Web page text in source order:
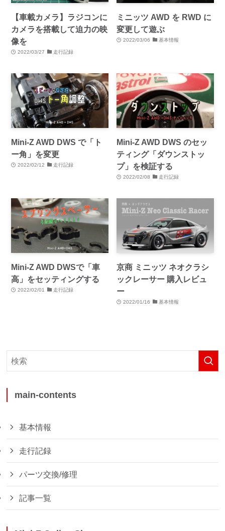
【車載カメラ】ラジコンに
カメラを搭載して迫力の映
像を
2022/03/27 走行記録
ミニッツ AWD を RWD に
変更して遊ぶ
2022/03/06 基本情報
Mini-Z AWD DWS で「ト
ー角」を変更
2022/02/12 走行記録
Mini-Z AWD DWS のセッ
ティング「ダウンストッ
プ」を検証する
2022/02/08 走行記録
Mini-Z AWD DWSで「車
高」をセッティングする
2022/02/01 走行記録
京商 ミニッツ ネオクラシ
ックレーサー 購入レビュ
ー
2022/01/16 基本情報
main-contents
基本情報
走行記録
パーツ交換/修理
記事一覧